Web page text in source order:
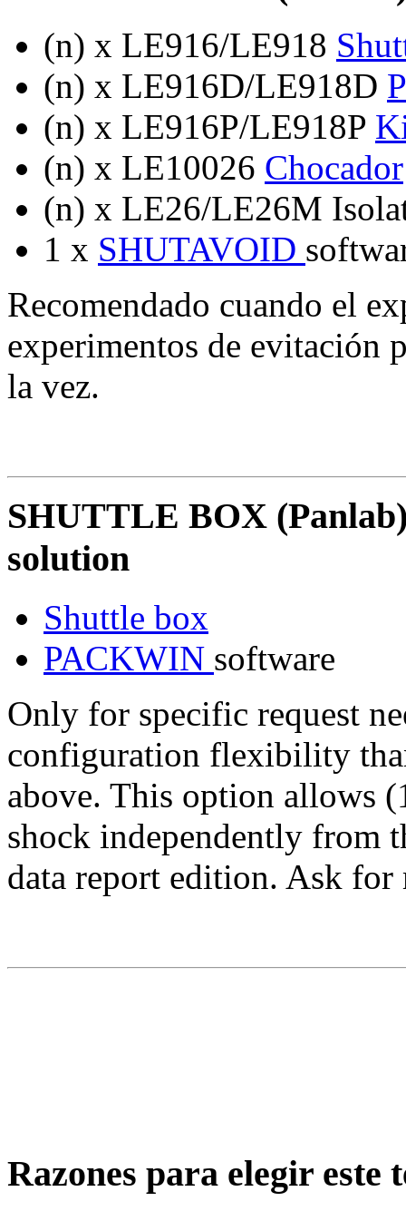
(n) x LE916/LE918
(n) x LE916D/LE918D
(n) x LE916P/LE918P
(n) x LE10026 Chocador
(n) x LE26/LE26M
1 x SHUTAVOID
Recomendado cuando el
experimentos de evitación
la vez.
SHUTTLE BOX
solution
Shuttle box
PACKWIN software
Only for specific request
configuration flexibility
above. This option allows
shock independently from
data report edition. Ask for
Razones para elegir este